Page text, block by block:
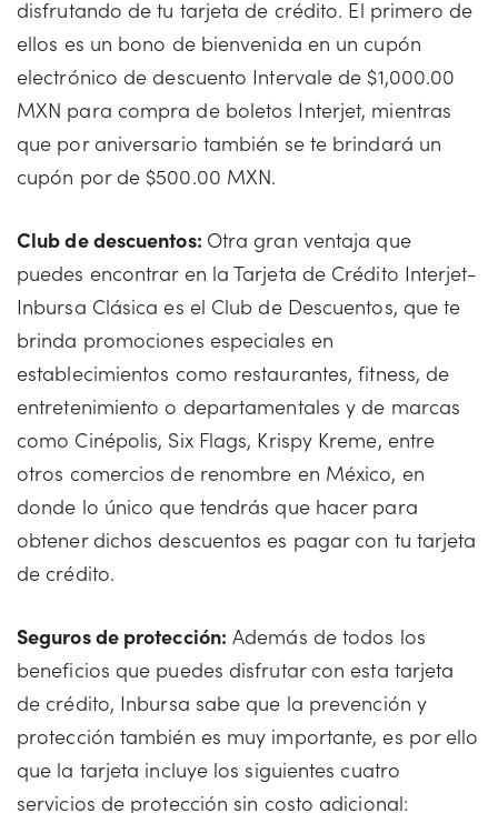
disfrutando de tu tarjeta de crédito. El primero de
ellos es un bono de bienvenida en un cupón
electrónico de descuento Intervale de $1,000.00
MXN para compra de boletos Interjet, mientras
que por aniversario también se te brindará un
cupón por de $500.00 MXN.
Club de descuentos: Otra gran ventaja que
puedes encontrar en la Tarjeta de Crédito Interjet-
Inbursa Clásica es el Club de Descuentos, que te
brinda promociones especiales en
establecimientos como restaurantes, fitness, de
entretenimiento o departamentales y de marcas
como Cinépolis, Six Flags, Krispy Kreme, entre
otros comercios de renombre en México, en
donde lo único que tendrás que hacer para
obtener dichos descuentos es pagar con tu tarjeta
de crédito.
Seguros de protección: Además de todos los
beneficios que puedes disfrutar con esta tarjeta
de crédito, Inbursa sabe que la prevención y
protección también es muy importante, es por ello
que la tarjeta incluye los siguientes cuatro
servicios de protección sin costo adicional: